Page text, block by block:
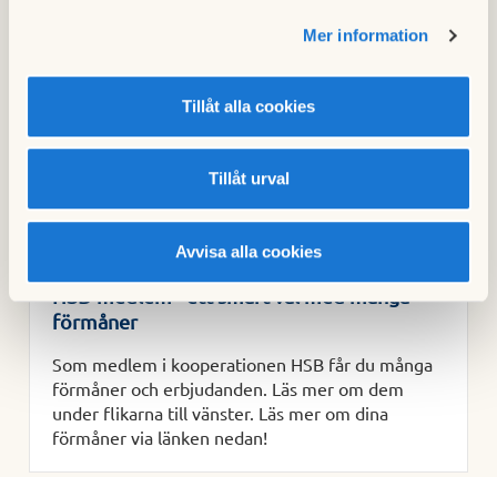
Mer information
Tillåt alla cookies
Tillåt urval
Avvisa alla cookies
HSB-medlem - ett smart val med många
förmåner
Som medlem i kooperationen HSB får du många
förmåner och erbjudanden. Läs mer om dem
under flikarna till vänster. Läs mer om dina
förmåner via länken nedan!